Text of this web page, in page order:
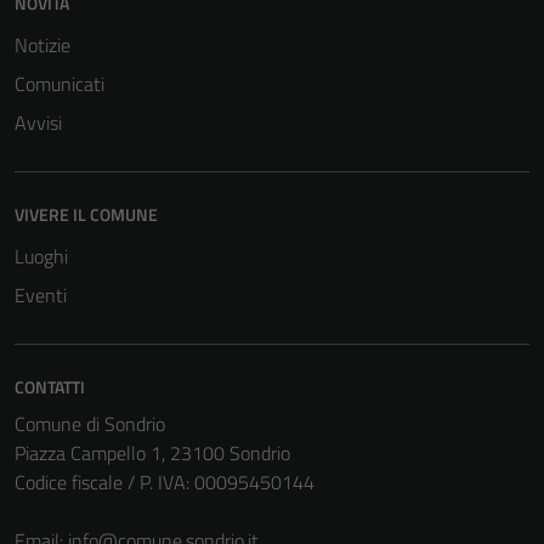
Notizie
Comunicati
Avvisi
VIVERE IL COMUNE
Luoghi
Eventi
CONTATTI
Comune di Sondrio
Piazza Campello 1, 23100 Sondrio
Codice fiscale / P. IVA: 00095450144